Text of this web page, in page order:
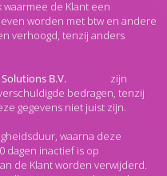
de Klant een
worden met btw en andere
verhoogd, tenzij anders
zijn
bedragen, tenzij
gegevens niet juist zijn.
waarna deze
dagen inactief is op
de Klant worden verwijderd.